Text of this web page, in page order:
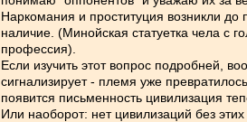
Наркомания и проституция возникли
наличие. (Минойская статуетка чела с
профессия).
Если изучить этот вопрос подробней,
сигнализирует - племя уже
появится письменность цивилизация
Или наоборот: нет цивилизаций без